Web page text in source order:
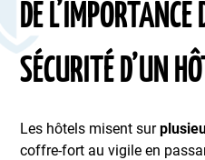
DE
SÉCURITÉ D’UN
Les hôtels misent sur
coffre-fort au vigile en